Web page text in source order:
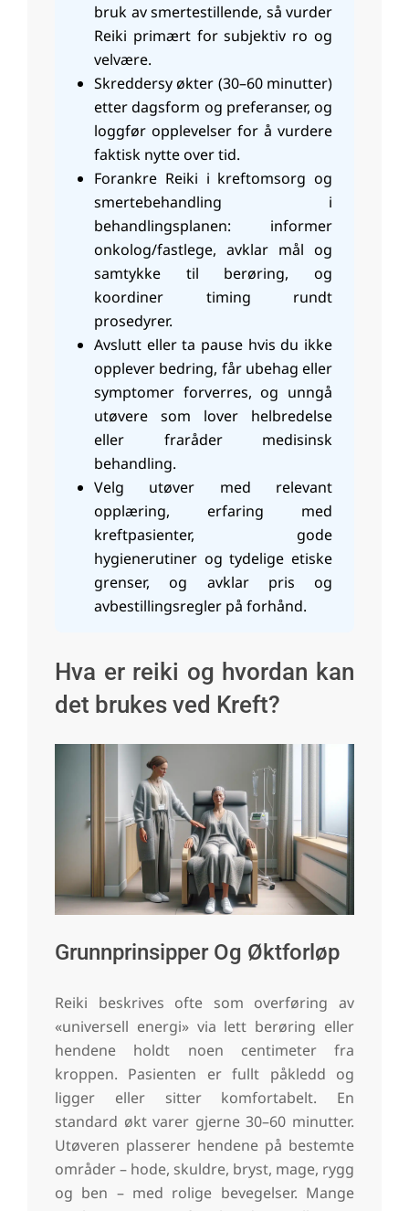
bruk av smertestillende, så vurder
Reiki primært for subjektiv ro og
velvære.
Skreddersy økter (30–60 minutter)
etter dagsform og preferanser, og
loggfør opplevelser for å vurdere
faktisk nytte over tid.
Forankre Reiki i kreftomsorg og
smertebehandling i
behandlingsplanen: informer
onkolog/fastlege, avklar mål og
samtykke til berøring, og
koordiner timing rundt
prosedyrer.
Avslutt eller ta pause hvis du ikke
opplever bedring, får ubehag eller
symptomer forverres, og unngå
utøvere som lover helbredelse
eller fraråder medisinsk
behandling.
Velg utøver med relevant
opplæring, erfaring med
kreftpasienter, gode
hygienerutiner og tydelige etiske
grenser, og avklar pris og
avbestillingsregler på forhånd.
Hva er reiki og hvordan kan
det brukes ved Kreft?
Grunnprinsipper Og Øktforløp
Reiki beskrives ofte som overføring av
«universell energi» via lett berøring eller
hendene holdt noen centimeter fra
kroppen. Pasienten er fullt påkledd og
ligger eller sitter komfortabelt. En
standard økt varer gjerne 30–60 minutter.
Utøveren plasserer hendene på bestemte
områder – hode, skuldre, bryst, mage, rygg
og ben – med rolige bevegelser. Mange